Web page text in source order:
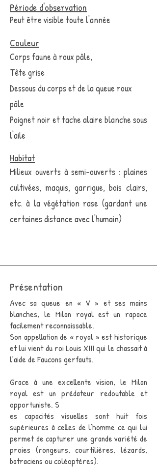
Période d'observation
Peut être visible toute l'année
Couleur
Corps faune à roux pâle,
Tête grise
Dessous du corps et de la queue roux
pâle
Poignet noir et tache alaire blanche sous
l'aile
Habitat
Milieux ouverts à semi-ouverts : plaines
cultivées, maquis, garrigue, bois clairs,
etc. à la végétation rase (gardant une
certaines distance avec l'humain)
Présentation
Avec sa queue en « V » et ses mains
blanches, le Milan royal est un rapace
facilement reconnaissable.
Son appellation de « royal » est historique
et lui vient du roi Louis XIII qui le chassait à
l’aide de Faucons gerfauts.
Grace à une excellente vision, le Milan
royal est un prédateur redoutable et
opportuniste. S
es capacités visuelles sont huit fois
supérieures à celles de l’homme ce qui lui
permet de capturer une grande variété de
proies (rongeurs, courtilières, lézards,
batraciens ou coléoptères).